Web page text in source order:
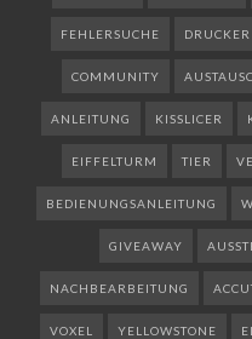
FEHLERSUCHE
COMMUNITY
ANLEITUNG KISSLICER
EIFFELTURM TIER
BEDIENUNGSANLEITUNG
GIVEAWAY
NACHBEARBEITUNG
VOXEL YELLOWSTONE